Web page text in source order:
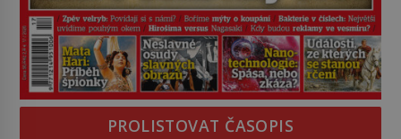
PROLISTOVAT ČASOPIS